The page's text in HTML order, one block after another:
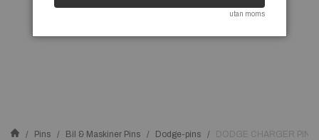
Pins Bil & Maskiner Pins Dodge-pins DODGE CHARGER PIN
utan moms